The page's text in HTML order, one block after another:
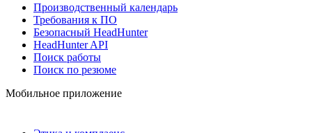
Производственный календарь
Требования к ПО
Безопасный HeadHunter
HeadHunter API
Поиск работы
Поиск по резюме
Мобильное приложение